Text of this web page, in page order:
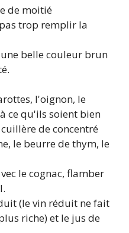
de moitié
trop remplir la
belle couleur brun
l'oignon, le
ce qu'ils soient bien
de concentré
le beurre de thym, le
le cognac, flamber
(le vin réduit ne fait
riche) et le jus de